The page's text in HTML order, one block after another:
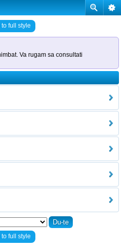
full style
Va rugam sa consultati
full style